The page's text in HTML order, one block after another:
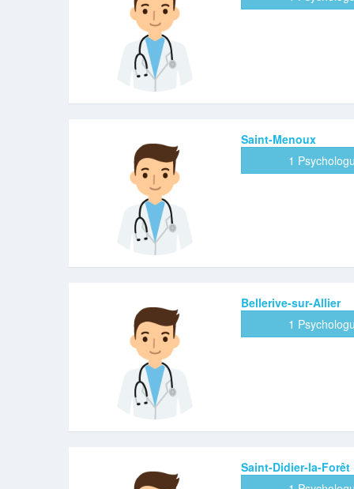
Saint-Menoux
1
Bellerive-sur-Allier
1
Saint-Didier-la-Forêt